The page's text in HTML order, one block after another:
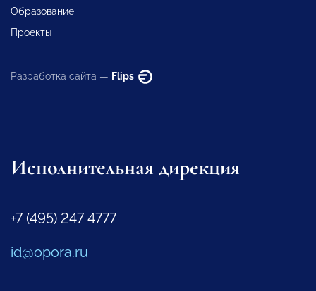
Образование
Проекты
Разработка сайта — Flips
Исполнительная дирекция
+7 (495) 247 4777
id@opora.ru